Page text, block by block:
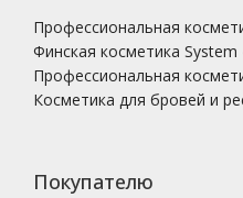
Профессиональная
Финская косметика System
Профессиональная
Косметика для бровей и
Покупателю